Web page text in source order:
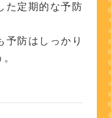
た定期的な予防
予防はしっかり